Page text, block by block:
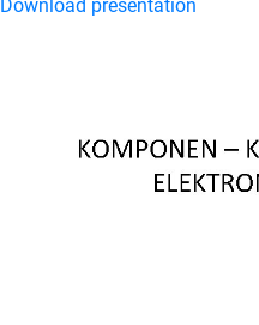
Download presentation